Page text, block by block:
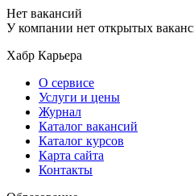
Нет вакансий
У компании нет открытых
Хабр Карьера
О сервисе
Услуги и цены
Журнал
Каталог вакансий
Каталог курсов
Карта сайта
Контакты